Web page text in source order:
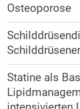
Osteoporose
Statine als